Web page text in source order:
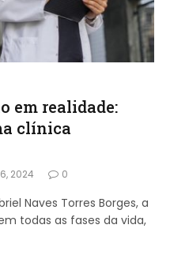
em realidade:
clínica
2024 0
Naves Torres Borges, a
todas as fases da vida,